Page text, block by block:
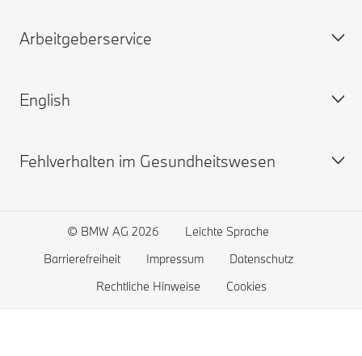
Profil
Verwaltungsrat
Karriere
Arbeitgeberservice
Beiträge
Downloads und Links
English
BMW BKK
Fehlverhalten im Gesundheitswesen
© BMW AG 2026
Leichte Sprache
Barrierefreiheit
Impressum
Datenschutz
Rechtliche Hinweise
Cookies